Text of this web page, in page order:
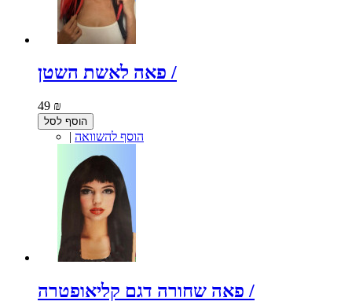
פאה לאשת השטן /
49 ₪
הוסף לסל
| הוסף להשוואה
פאה שחורה דגם קליאופטרה /